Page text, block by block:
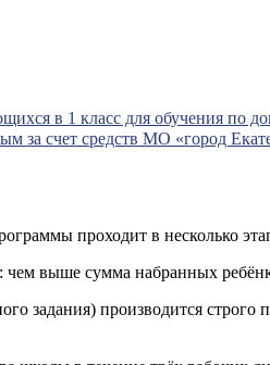
в 1 класс для обучения по
за счет средств МО «город
проходит в несколько
выше сумма набранных
задания) производится